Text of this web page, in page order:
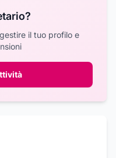
il tuo profilo e